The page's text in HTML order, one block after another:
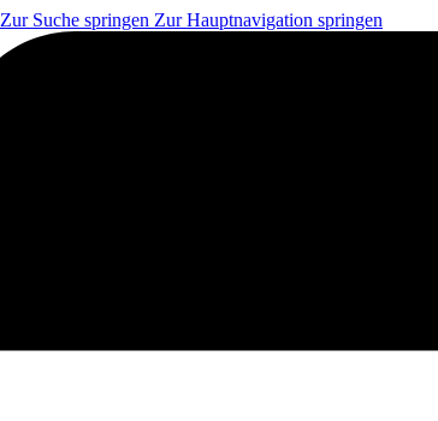
Zur Suche springen Zur Hauptnavigation springen